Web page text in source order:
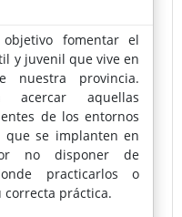
fomentar el
y juvenil que vive en
nuestra provincia.
acercar aquellas
de los entornos
se implanten en
no disponer de
practicarlos o
correcta práctica.